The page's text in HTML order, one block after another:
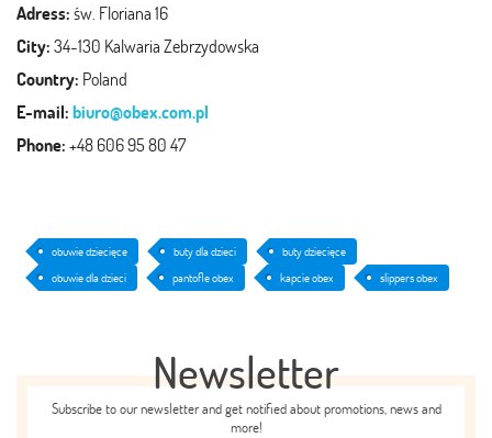
Adress:św. Floriana 16
City:34-130 Kalwaria Zebrzydowska
Country: Poland
E-mail:biuro@obex.com.pl
Phone:+48 606 95 80 47
obuwie dziecięce buty dla dzieci
buty dziecięce
obuwie dla dzieci
pantofle obex kapcie obex slippers obex
Newsletter
Subscribe to our newsletter and get notified about promotions, news and
more!